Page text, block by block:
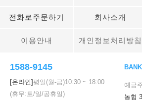
전화로주문하기 회사소개
이용안내 개인정보처리방침
1588-9145
[온라인] 평일(월-금)10:30 ~ 18:00
(휴무:토/일/공휴일)
예금
농협